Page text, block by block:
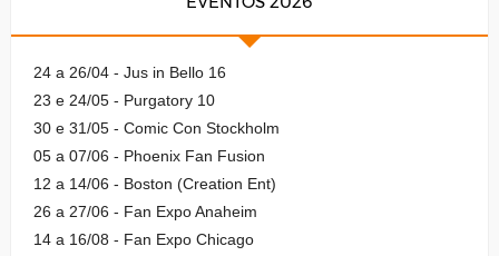
24 a 26/04 - Jus in Bello 16
23 e 24/05 - Purgatory 10
30 e 31/05 - Comic Con Stockholm
05 a 07/06 - Phoenix Fan Fusion
12 a 14/06 - Boston (Creation Ent)
26 a 27/06 - Fan Expo Anaheim
14 a 16/08 - Fan Expo Chicago